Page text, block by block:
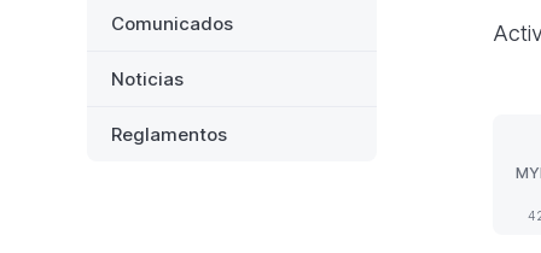
Comunicados
Noticias
Reglamentos